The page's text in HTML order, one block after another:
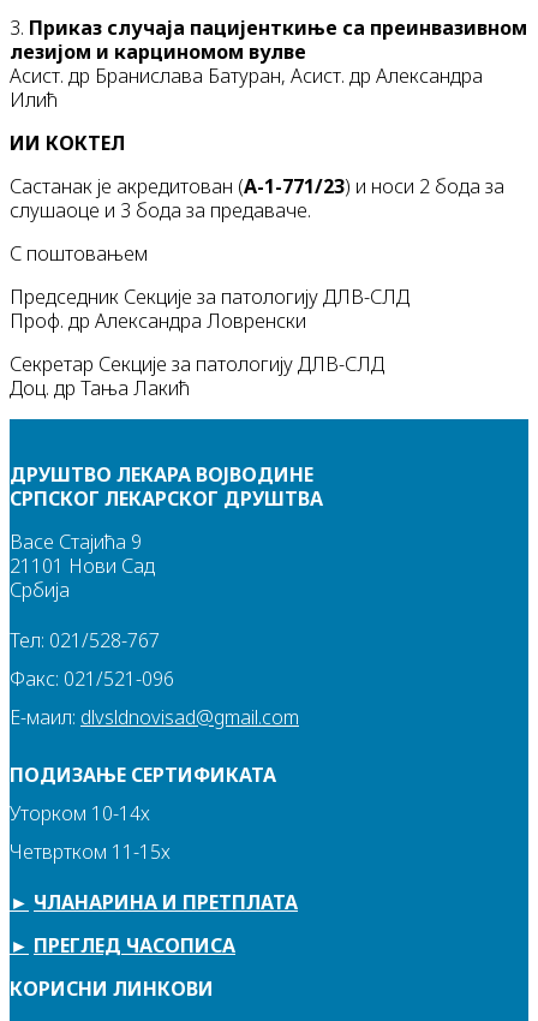
3. Приказ случаја пацијенткиње са преинвазивном
лезијом и карциномом вулве
Асист. др Бранислава Батуран, Асист. др Александра
Илић
ИИ КОКТЕЛ
Састанак је акредитован (А-1-771/23) и носи 2 бода за
слушаоце и 3 бода за предаваче.
С поштовањем
Председник Секције за патологију ДЛВ-СЛД
Проф. др Александра Ловренски
Секретар Секције за патологију ДЛВ-СЛД
Доц. др Тања Лакић
ДРУШТВО ЛЕКАРА ВОЈВОДИНЕ
СРПСКОГ ЛЕКАРСКОГ ДРУШТВА
Васе Стајића 9
21101 Нови Сад
Србија
Тел: 021/528-767
Факс: 021/521-096
Е-маил: dlvsldnovisad@gmail.com
ПОДИЗАЊЕ СЕРТИФИКАТА
Уторком 10-14х
Четвртком 11-15х
► ЧЛАНАРИНА И ПРЕТПЛАТА
► ПРЕГЛЕД ЧАСОПИСА
КОРИСНИ ЛИНКОВИ